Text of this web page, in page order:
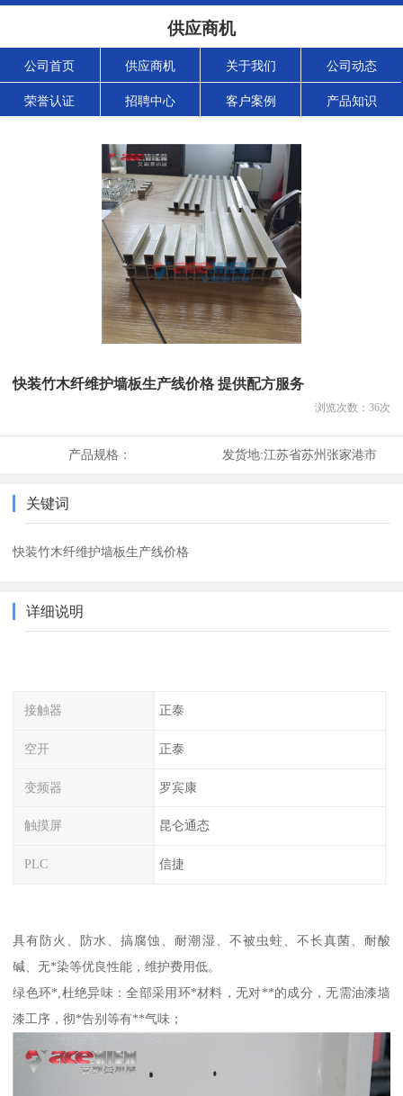
供应商机
公司首页 供应商机 关于我们 公司动态
荣誉认证 招聘中心 客户案例 产品知识
快装竹木纤维护墙板生产线价格 提供配方服务
浏览次数： 36次
产品规格： 发货地:江苏省苏州张家港市
关键词
快装竹木纤维护墙板生产线价格
详细说明
接触器 正泰
空开 正泰
变频器 罗宾康
触摸屏 昆仑通态
PLC 信捷
具有防火、防水、搞腐蚀、耐潮湿、不被虫蛀、不长真菌、耐酸
碱、无*染等优良性能，维护费用低。
绿色环*,杜绝异味：全部采用环*材料，无对**的成分，无需油漆墙
漆工序，彻*告别等有**气味；